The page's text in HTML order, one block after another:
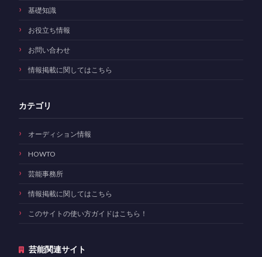
基礎知識
お役立ち情報
お問い合わせ
情報掲載に関してはこちら
カテゴリ
オーディション情報
HOWTO
芸能事務所
情報掲載に関してはこちら
このサイトの使い方ガイドはこちら！
芸能関連サイト